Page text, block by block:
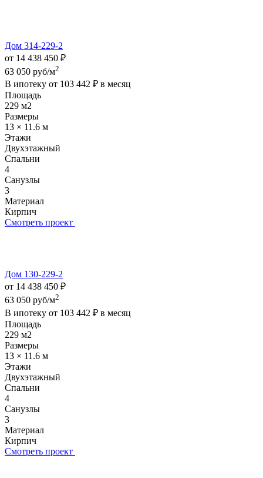
Дом 314-229-2
от 14 438 450 ₽
63 050 руб/м2
В ипотеку от 103 442 ₽ в месяц
Площадь
229 м2
Размеры
13 × 11.6 м
Этажи
Двухэтажный
Спальни
4
Санузлы
3
Материал
Кирпич
Смотреть проект
Дом 130-229-2
от 14 438 450 ₽
63 050 руб/м2
В ипотеку от 103 442 ₽ в месяц
Площадь
229 м2
Размеры
13 × 11.6 м
Этажи
Двухэтажный
Спальни
4
Санузлы
3
Материал
Кирпич
Смотреть проект